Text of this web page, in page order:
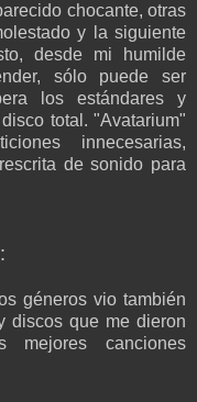
chocante, otras
y la siguiente
desde mi humilde
sólo puede ser
los estándares y
total. "Avatarium"
innecesarias,
de sonido para
:
géneros vio también
discos que me dieron
mejores canciones